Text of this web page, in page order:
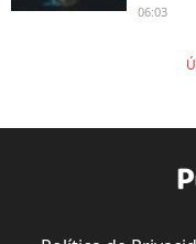
06:03